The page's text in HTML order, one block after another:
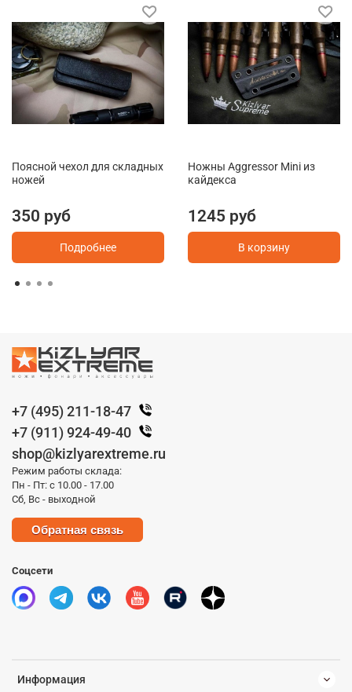
Поясной чехол для складных
ножей
350 руб
Подробнее
Ножны Aggressor Mini из
кайдекса
1245 руб
В корзину
Информация
+7 (495) 211-18-47
+7 (911) 924-49-40
shop@kizlyarextreme.ru
Режим работы склада:
Пн - Пт: с 10.00 - 17.00
Сб, Вс - выходной
Обратная связь
Соцсети